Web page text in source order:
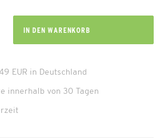
IN DEN WARENKORB
EUR in Deutschland
innerhalb von 30 Tagen